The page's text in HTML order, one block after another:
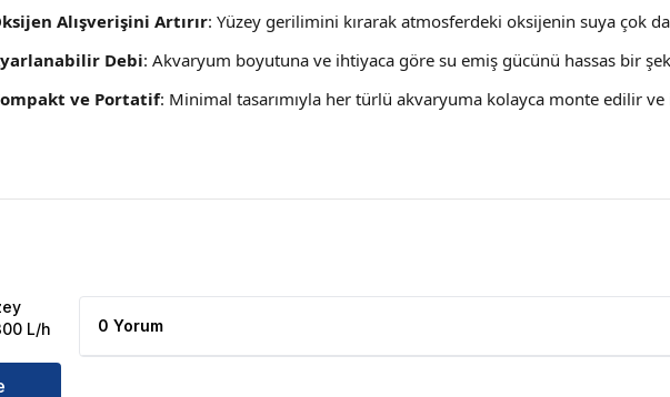
Alışverişini Artırır: Yüzey gerilimini kırarak atmosferdeki oksijenin suya çok
Debi: Akvaryum boyutuna ve ihtiyaca göre su emiş gücünü hassas bir
ve Portatif: Minimal tasarımıyla her türlü akvaryuma kolayca monte edilir
350 Lt 300 L/h 5.0 W Ürün Yorumları
L/h
0 Yorum